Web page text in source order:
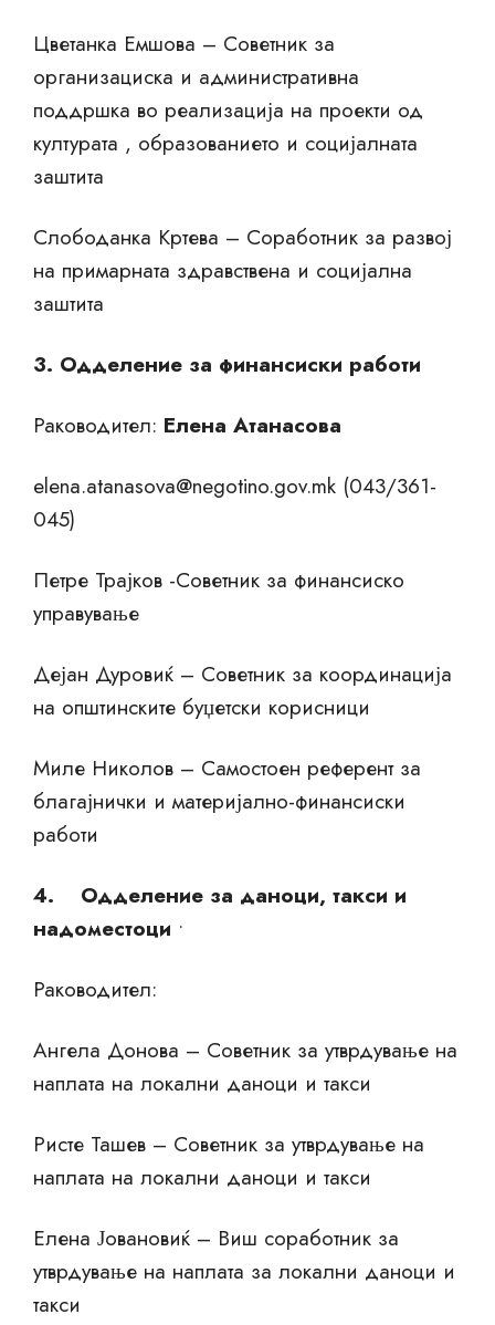
Цветанка Емшова – Советник за
организациска и административна
поддршка во реализација на проекти од
културата , образованието и социјалната
заштита
Слободанка Кртева – Соработник за развој
на примарната здравствена и социјална
заштита
3. Одделение за финансиски работи
Раководител: Елена Атанасова
elena.atanasova@negotino.gov.mk (043/361-
045)
Петре Трајков -Советник за финансиско
управување
Дејан Дуровиќ – Советник за координација
на општинските буџетски корисници
Миле Николов – Самостоен референт за
благајнички и материјално-финансиски
работи
4. Одделение за даноци, такси и
надоместоци •
Раководител:
Ангела Донова – Советник за утврдување на
наплата на локални даноци и такси
Ристе Ташев – Советник за утврдување на
наплата на локални даноци и такси
Елена Јовановиќ – Виш соработник за
утврдување на наплата за локални даноци и
такси